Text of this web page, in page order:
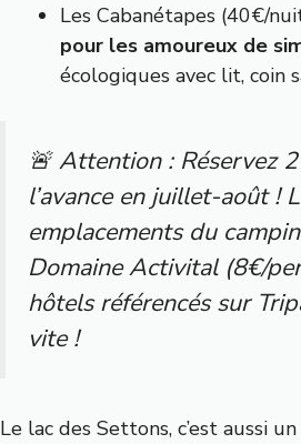
Les Cabanétapes (40€/
pour les amoureux de
écologiques avec lit, coin
🚨 Attention : Réservez
l’avance en juillet-août !
emplacements du
Domaine Activital (8€/
hôtels référencés sur
vite !
Le lac des Settons, c’est aussi